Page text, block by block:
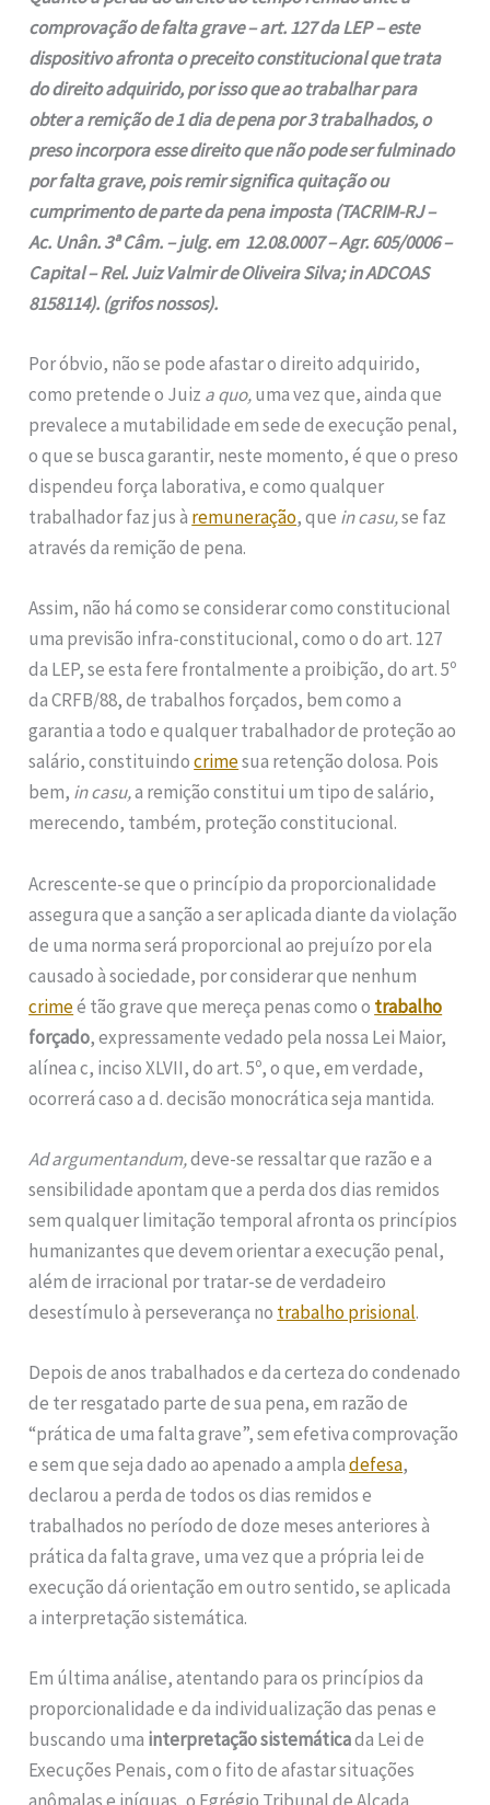
comprovação de falta grave – art. 127 da LEP – este
dispositivo afronta o preceito constitucional que trata
do direito adquirido, por isso que ao trabalhar para
obter a remição de 1 dia de pena por 3 trabalhados, o
preso incorpora esse direito que não pode ser fulminado
por falta grave, pois remir significa quitação ou
cumprimento de parte da pena imposta (TACRIM-RJ –
Ac. Unân. 3ª Câm. – julg. em 12.08.0007 – Agr. 605/0006 –
Capital – Rel. Juiz Valmir de Oliveira Silva; in ADCOAS
8158114). (grifos nossos).
Por óbvio, não se pode afastar o direito adquirido,
como pretende o Juiz a quo,uma vez que, ainda que
prevalece a mutabilidade em sede de execução penal,
o que se busca garantir, neste momento, é que o preso
dispendeu força laborativa, e como qualquer
trabalhador faz jus à remuneração, que in casu,se faz
através da remição de pena.
Assim, não há como se considerar como constitucional
uma previsão infra-constitucional, como o do art. 127
da LEP, se esta fere frontalmente a proibição, do art. 5º
da CRFB/88, de trabalhos forçados, bem como a
garantia a todo e qualquer trabalhador de proteção ao
salário, constituindocrimesua retenção dolosa. Pois
bem, in casu,a remição constitui um tipo de salário,
merecendo, também, proteção constitucional.
Acrescente-se que o princípio da proporcionalidade
assegura que a sanção a ser aplicada diante da violação
de uma norma será proporcional ao prejuízo por ela
causado à sociedade, por considerar que nenhum
crimeé tão grave que mereça penas como o trabalho
forçado, expressamente vedado pela nossa Lei Maior,
alínea c, inciso XLVII, do art. 5º, o que, em verdade,
ocorrerá caso a d. decisão monocrática seja mantida.
Ad argumentandum,deve-se ressaltar que razão e a
sensibilidade apontam que a perda dos dias remidos
sem qualquer limitação temporal afronta os princípios
humanizantes que devem orientar a execução penal,
além de irracional por tratar-se de verdadeiro
desestímulo à perseverança no trabalho prisional.
Depois de anos trabalhados e da certeza do condenado
de ter resgatado parte de sua pena, em razão de
“prática de uma falta grave”, sem efetiva comprovação
e sem que seja dado ao apenado a ampladefesa,
declarou a perda de todos os dias remidos e
trabalhados no período de doze meses anteriores à
prática da falta grave, uma vez que a própria lei de
execução dá orientação em outro sentido, se aplicada
a interpretação sistemática.
Em última análise, atentando para os princípios da
proporcionalidade e da individualização das penas e
buscando uma interpretação sistemáticada Lei de
Execuções Penais, com o fito de afastar situações